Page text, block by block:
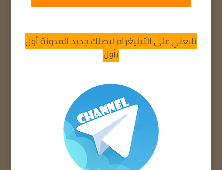
تابعني على التيليغرام ليصلك جديد المدونة أول
بأول